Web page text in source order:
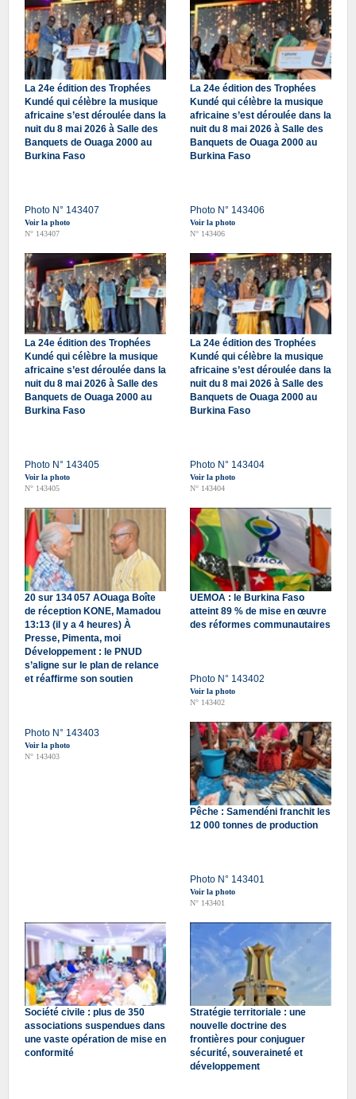
La 24e édition des Trophées
Kundé qui célèbre la musique
africaine s’est déroulée dans la
nuit du 8 mai 2026 à Salle des
Banquets de Ouaga 2000 au
Burkina Faso
Photo N° 143407
Voir la photo
N° 143407
La 24e édition des Trophées
Kundé qui célèbre la musique
africaine s’est déroulée dans la
nuit du 8 mai 2026 à Salle des
Banquets de Ouaga 2000 au
Burkina Faso
Photo N° 143406
Voir la photo
N° 143406
La 24e édition des Trophées
Kundé qui célèbre la musique
africaine s’est déroulée dans la
nuit du 8 mai 2026 à Salle des
Banquets de Ouaga 2000 au
Burkina Faso
Photo N° 143405
Voir la photo
N° 143405
La 24e édition des Trophées
Kundé qui célèbre la musique
africaine s’est déroulée dans la
nuit du 8 mai 2026 à Salle des
Banquets de Ouaga 2000 au
Burkina Faso
Photo N° 143404
Voir la photo
N° 143404
20 sur 134 057 AOuaga Boîte
de réception KONE, Mamadou
13:13 (il y a 4 heures) À
Presse, Pimenta, moi
Développement : le PNUD
s’aligne sur le plan de relance
et réaffirme son soutien
Photo N° 143403
Voir la photo
N° 143403
UEMOA : le Burkina Faso
atteint 89 % de mise en œuvre
des réformes communautaires
Photo N° 143402
Voir la photo
N° 143402
Pêche : Samendéni franchit les
12 000 tonnes de production
Photo N° 143401
Voir la photo
N° 143401
Société civile : plus de 350
associations suspendues dans
une vaste opération de mise en
conformité
Stratégie territoriale : une
nouvelle doctrine des
frontières pour conjuguer
sécurité, souveraineté et
développement